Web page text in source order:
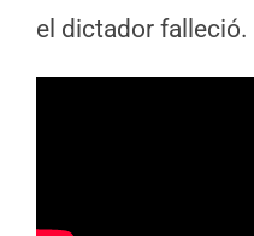
el dictador falleció.